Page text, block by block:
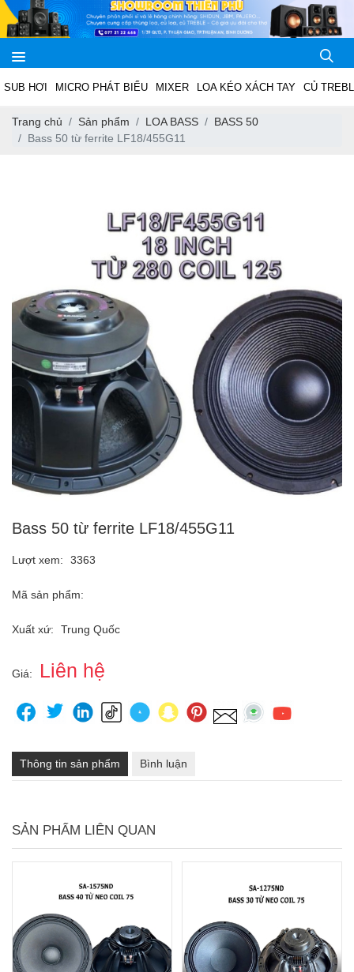
SUB HƠI MICRO PHÁT BIỂU MIXER LOA KÉO XÁCH TAY CỦ
Trang chủ Sản phẩm LOA BASS
BASS 50
Bass 50 từ ferrite LF18/455G11
Bass 50 từ ferrite LF18/455G11
Lượt xem: 3363
Mã sản phẩm:
Xuất xứ: Trung Quốc
Giá: Liên hệ
Thông tin sản phẩm Bình luận
SẢN PHẨM LIÊN QUAN